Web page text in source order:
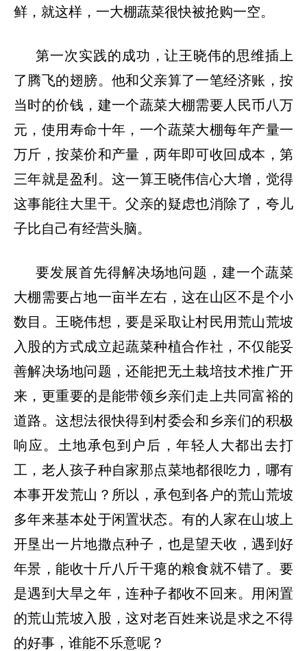
鲜，就这样，一大棚蔬菜很快被抢购一空。
第一次实践的成功，让王晓伟的思维插上
了腾飞的翅膀。他和父亲算了一笔经济账，按
当时的价钱，建一个蔬菜大棚需要人民币八万
元，使用寿命十年，一个蔬菜大棚每年产量一
万斤，按菜价和产量，两年即可收回成本，第
三年就是盈利。这一算王晓伟信心大增，觉得
这事能往大里干。父亲的疑虑也消除了，夸儿
子比自己有经营头脑。
要发展首先得解决场地问题，建一个蔬菜
大棚需要占地一亩半左右，这在山区不是个小
数目。王晓伟想，要是采取让村民用荒山荒坡
入股的方式成立起蔬菜种植合作社，不仅能妥
善解决场地问题，还能把无土栽培技术推广开
来，更重要的是能带领乡亲们走上共同富裕的
道路。这想法很快得到村委会和乡亲们的积极
响应。土地承包到户后，年轻人大都出去打
工，老人孩子种自家那点菜地都很吃力，哪有
本事开发荒山？所以，承包到各户的荒山荒坡
多年来基本处于闲置状态。有的人家在山坡上
开垦出一片地撒点种子，也是望天收，遇到好
年景，能收十斤八斤干瘪的粮食就不错了。要
是遇到大旱之年，连种子都收不回来。用闲置
的荒山荒坡入股，这对老百姓来说是求之不得
的好事，谁能不乐意呢？